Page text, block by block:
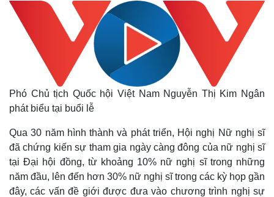
Phó Chủ tịch Quốc hội Việt Nam Nguyễn Thị Kim Ngân
phát biểu tại buổi lễ
Qua 30 năm hình thành và phát triển, Hội nghị Nữ nghị sĩ
đã chứng kiến sự tham gia ngày càng đông của nữ nghị sĩ
tại Đại hội đồng, từ khoảng 10% nữ nghị sĩ trong những
năm đầu, lên đến hơn 30% nữ nghị sĩ trong các kỳ họp gần
đây, các vấn đề giới được đưa vào chương trình nghị sự